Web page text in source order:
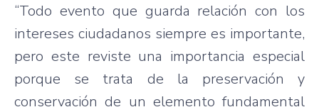
“Todo evento que guarda relación con los
intereses ciudadanos siempre es importante,
pero este reviste una importancia especial
porque se trata de la preservación y
conservación de un elemento fundamental